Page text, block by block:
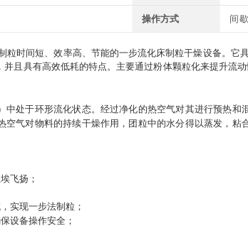
操作方式 间
间短、效率高、节能的一步流化床制粒干燥设备。它
且具有高效低耗的特点。主要通过粉体颗粒化来提升流动
于环形流化状态。经过净化的热空气对其进行预热和
气对物料的持续干燥作用，团粒中的水分得以蒸发，粘
飞扬；
现一步法制粒；
设备操作安全；